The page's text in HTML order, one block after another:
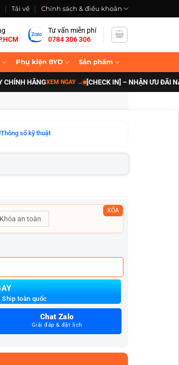
Tải về Chính sách & điều khoản
Tư vấn miễn phí
0784 306 306
Phụ kiện BYD Sản phẩm
HÃNGXEM NGAY→ [CHECK IN] – NHẬN ƯU ĐÃI NÂNG
Thông số kỹ thuật
Khóa an toàn
XÓA
Ship toàn quốc
Chat Zalo
Giải đáp & đặt lịch